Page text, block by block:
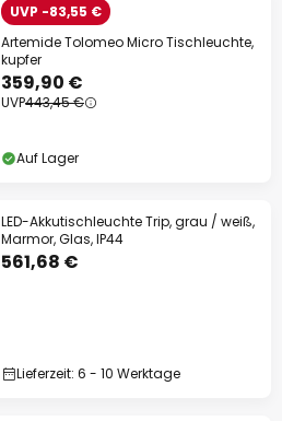
UVP -83,55 €
Artemide Tolomeo Micro Tischleuchte,
kupfer
359,90 €
UVP443,45 €
Auf Lager
LED-Akkutischleuchte Trip, grau / weiß,
Marmor, Glas, IP44
561,68 €
Lieferzeit: 6 - 10 Werktage